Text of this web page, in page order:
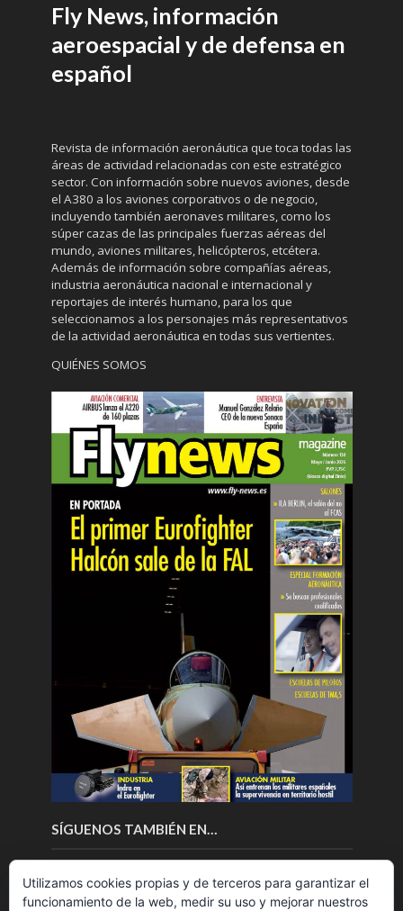
Fly News, información
aeroespacial y de defensa en
español
Revista de información aeronáutica que toca todas las
áreas de actividad relacionadas con este estratégico
sector. Con información sobre nuevos aviones, desde
el A380 a los aviones corporativos o de negocio,
incluyendo también aeronaves militares, como los
súper cazas de las principales fuerzas aéreas del
mundo, aviones militares, helicópteros, etcétera.
Además de información sobre compañías aéreas,
industria aeronáutica nacional e internacional y
reportajes de interés humano, para los que
seleccionamos a los personajes más representativos
de la actividad aeronáutica en todas sus vertientes.
QUIÉNES SOMOS
SÍGUENOS TAMBIÉN EN…
Utilizamos cookies propias y de terceros para garantizar el
funcionamiento de la web, medir su uso y mejorar nuestros